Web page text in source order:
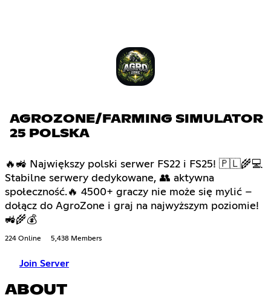
AGROZONE/FARMING SIMULATOR
25 POLSKA
🔥🚜 Największy polski serwer FS22 i FS25! 🇵🇱🌾💻
Stabilne serwery dedykowane, 👥 aktywna
społeczność.🔥 4500+ graczy nie może się mylić –
dołącz do AgroZone i graj na najwyższym poziomie!
🚜🌾💰
224 Online 5,438 Members
Join Server
ABOUT